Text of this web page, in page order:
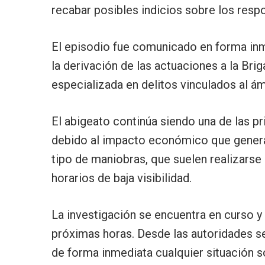
recabar posibles indicios sobre los
El episodio fue comunicado en forma
la derivación de las actuaciones a la
especializada en delitos vinculados al
El abigeato continúa siendo una de las
debido al impacto económico que
tipo de maniobras, que suelen
horarios de baja visibilidad.
La investigación se encuentra en curso
próximas horas. Desde las autoridades
de forma inmediata cualquier situación